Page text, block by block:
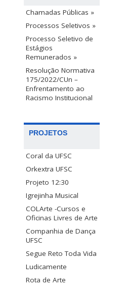
Chamadas Públicas »
Processos Seletivos »
Processo Seletivo de
Estágios
Remunerados »
Resolução Normativa
175/2022/CUn –
Enfrentamento ao
Racismo Institucional
PROJETOS
Coral da UFSC
Orkextra UFSC
Projeto 12:30
Igrejinha Musical
COLArte -Cursos e
Oficinas Livres de Arte
Companhia de Dança
UFSC
Segue Reto Toda Vida
Ludicamente
Rota de Arte